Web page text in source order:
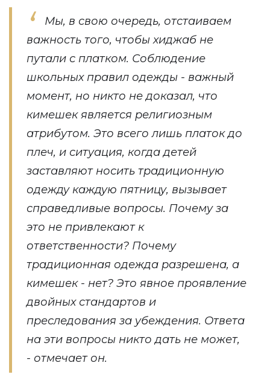
Мы, в свою очередь, отстаиваем
важность того, чтобы хиджаб не
путали с платком. Соблюдение
школьных правил одежды - важный
момент, но никто не доказал, что
кимешек является религиозным
атрибутом. Это всего лишь платок до
плеч, и ситуация, когда детей
заставляют носить традиционную
одежду каждую пятницу, вызывает
справедливые вопросы. Почему за
это не привлекают к
ответственности? Почему
традиционная одежда разрешена, а
кимешек - нет? Это явное проявление
двойных стандартов и
преследования за убеждения. Ответа
на эти вопросы никто дать не может,
- отмечает он.